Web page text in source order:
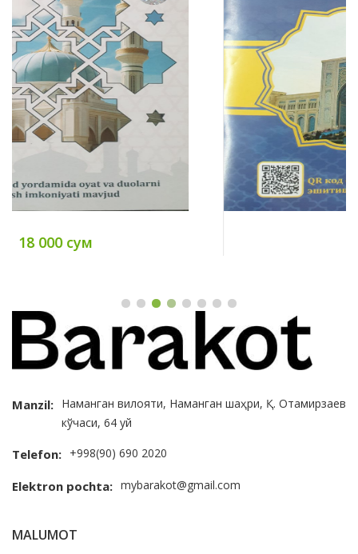
Manzil: Наманган вилояти, Наманган шаҳри, Қ. Отамирзаев
кўчаси, 64 уй
Telefon: +998(90) 690 2020
Elektron pochta: mybarakot@gmail.com
MALUMOT